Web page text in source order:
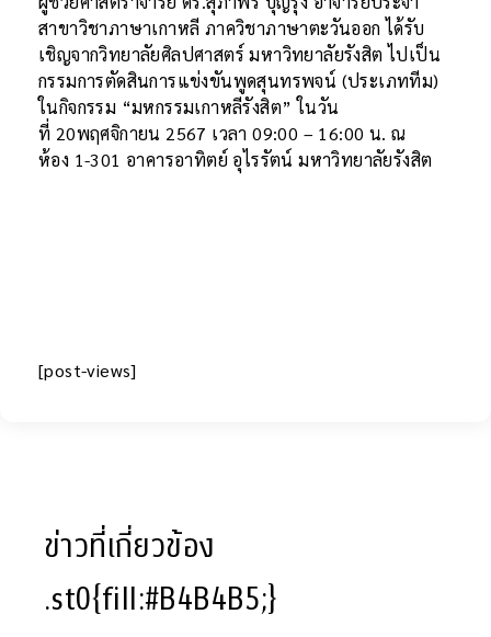
สาขาวิชาภาษาเกาหลี ภาควิชาภาษาตะวันออก ได้รับ
เชิญจากวิทยาลัยศิลปศาสตร์ มหาวิทยาลัยรังสิต ไปเป็น
กรรมการตัดสินการแข่งขันพูดสุนทรพจน์ (ประเภททีม)
ในกิจกรรม “มหกรรมเกาหลีรังสิต” ในวัน
ที่ 20พฤศจิกายน 2567 เวลา 09:00 – 16:00 น. ณ
ห้อง 1-301 อาคารอาทิตย์ อุไรรัตน์ มหาวิทยาลัยรังสิต
[post-views]
ข่าวที่เกี่ยวข้อง
.st0{fill:#B4B4B5;}